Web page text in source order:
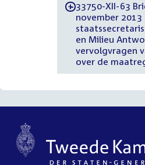
-33750-XII-63
november 2013
en Milieu
vervolgvragen
over de